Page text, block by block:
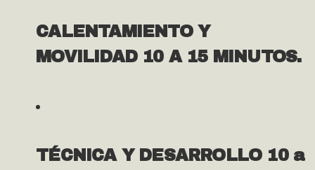
CALENTAMIENTO Y
MOVILIDAD 10 A 15 MINUTOS.
TÉCNICA Y DESARROLLO 10 a